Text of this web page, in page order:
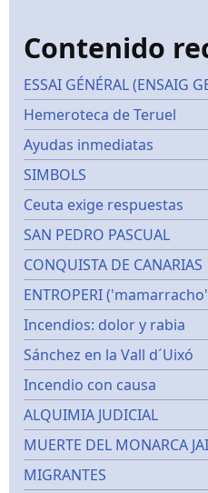
Contenido
ESSAI GÉNÉRAL (ENSAIG
Hemeroteca de Teruel
Ayudas inmediatas
SIMBOLS
Ceuta exige respuestas
SAN PEDRO PASCUAL
CONQUISTA DE CANARIAS
ENTROPERI
Incendios: dolor y rabia
Sánchez en la Vall d´Uixó
Incendio con causa
ALQUIMIA JUDICIAL
MUERTE DEL MONARCA
MIGRANTES